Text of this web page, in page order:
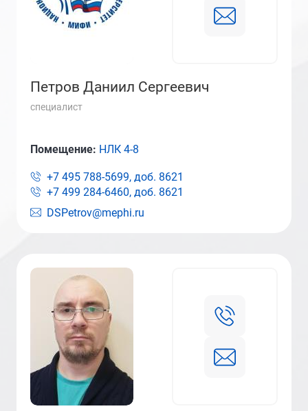
Петров Даниил Сергеевич
специалист
DSPetrov@mephi.ru
Помещение: НЛК 4-8
+7 495 788-5699, доб. 8621
+7 499 284-6460, доб. 8621